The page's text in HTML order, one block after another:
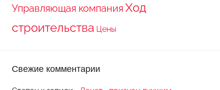
Управляющая компания Ход
строительства Цены
Свежие комментарии